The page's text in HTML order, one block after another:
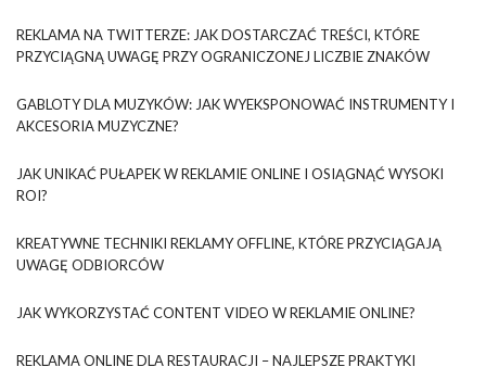
REKLAMA NA TWITTERZE: JAK DOSTARCZAĆ TREŚCI, KTÓRE
PRZYCIĄGNĄ UWAGĘ PRZY OGRANICZONEJ LICZBIE ZNAKÓW
GABLOTY DLA MUZYKÓW: JAK WYEKSPONOWAĆ INSTRUMENTY I
AKCESORIA MUZYCZNE?
JAK UNIKAĆ PUŁAPEK W REKLAMIE ONLINE I OSIĄGNĄĆ WYSOKI
ROI?
KREATYWNE TECHNIKI REKLAMY OFFLINE, KTÓRE PRZYCIĄGAJĄ
UWAGĘ ODBIORCÓW
JAK WYKORZYSTAĆ CONTENT VIDEO W REKLAMIE ONLINE?
REKLAMA ONLINE DLA RESTAURACJI – NAJLEPSZE PRAKTYKI